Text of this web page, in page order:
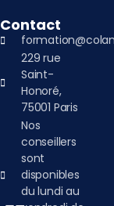
Contact
229 rue
Saint-
Honoré,
75001 Paris
Nos
conseillers
sont
disponibles
du lundi au